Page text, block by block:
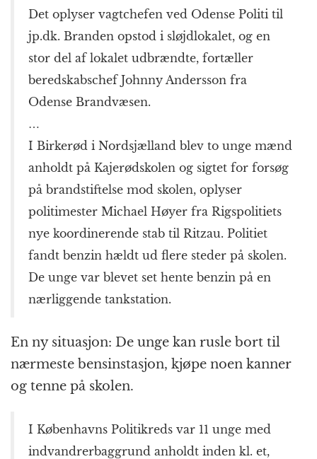
Det oplyser vagtchefen ved Odense Politi til
jp.dk. Branden opstod i sløjdlokalet, og en
stor del af lokalet udbrændte, fortæller
beredskabschef Johnny Andersson fra
Odense Brandvæsen.
…
I Birkerød i Nordsjælland blev to unge mænd
anholdt på Kajerødskolen og sigtet for forsøg
på brandstiftelse mod skolen, oplyser
politimester Michael Høyer fra Rigspolitiets
nye koordinerende stab til Ritzau. Politiet
fandt benzin hældt ud flere steder på skolen.
De unge var blevet set hente benzin på en
nærliggende tankstation.
En ny situasjon: De unge kan rusle bort til
nærmeste bensinstasjon, kjøpe noen kanner
og tenne på skolen.
I Københavns Politikreds var 11 unge med
indvandrerbaggrund anholdt inden kl. et,